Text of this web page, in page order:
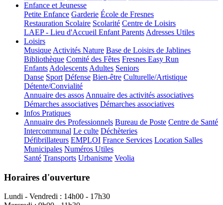
Enfance et Jeunesse
Petite Enfance Garderie École de Fresnes
Restauration Scolaire Scolarité Centre de Loisirs
LAEP - Lieu d'Accueil Enfant Parents Adresses Utiles
Loisirs
Musique Activités Nature Base de Loisirs de Jablines
Bibliothèque Comité des Fêtes Fresnes Easy Run
Enfants Adolescents Adultes Seniors
Danse Sport Défense Bien-être Culturelle/Artistique
Détente/Convialité
Annuaire des assos Annuaire des activités associatives
Démarches associatives Démarches associatives
Infos Pratiques
Annuaire des Professionnels Bureau de Poste Centre de Santé
Intercommunal Le culte Déchèteries
Défibrillateurs EMPLOI France Services Location Salles
Municipales Numéros Utiles
Santé Transports Urbanisme Veolia
Horaires d'ouverture
Lundi - Vendredi : 14h00 - 17h30